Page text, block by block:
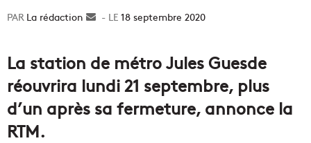
La rédaction
Envoyer18 septembre 2020
La station de métro Jules Guesde
réouvrira lundi 21 septembre, plus
d’un après sa fermeture, annonce la
RTM.